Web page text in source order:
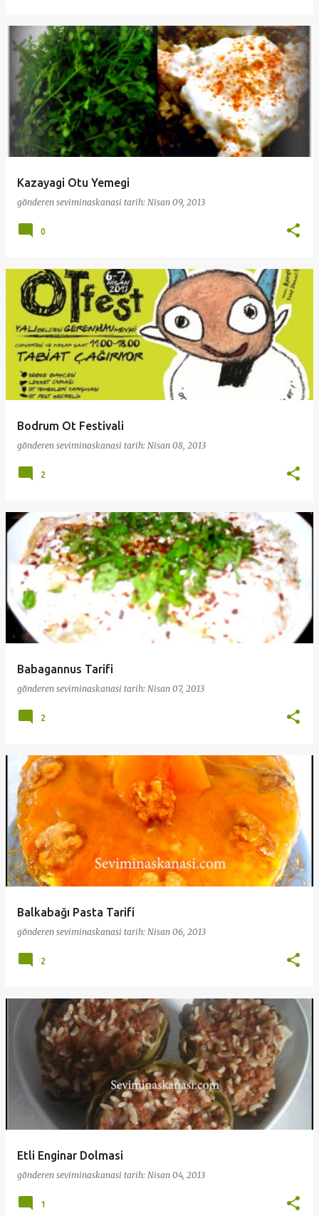
Kazayagi Otu Yemegi
gönderen seviminaskanasi tarih: Nisan 09, 2013
0
Bodrum Ot Festivali
gönderen seviminaskanasi tarih: Nisan 08, 2013
2
Babagannus Tarifi
gönderen seviminaskanasi tarih: Nisan 07, 2013
2
Balkabağı Pasta Tarifi
gönderen seviminaskanasi tarih: Nisan 06, 2013
2
Etli Enginar Dolmasi
gönderen seviminaskanasi tarih: Nisan 04, 2013
1